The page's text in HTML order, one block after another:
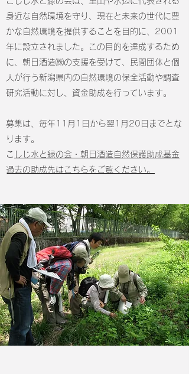
身近な自然環境を守り、現在と未来の世代に豊
かな自然環境を提供することを目的に、2001
年に設立されました。この目的を達成するため
に、朝日酒造㈱の支援を受けて、民間団体と個
人が行う新潟県内の自然環境の保全活動や調査
研究活動に対し、資金助成を行っています。​​
募集は、毎年11月1日から翌1月20日までとな
ります。
​
こしじ水と緑の会・朝日酒造自然保護助成基金
​過去の助成先はこちらをご覧ください。